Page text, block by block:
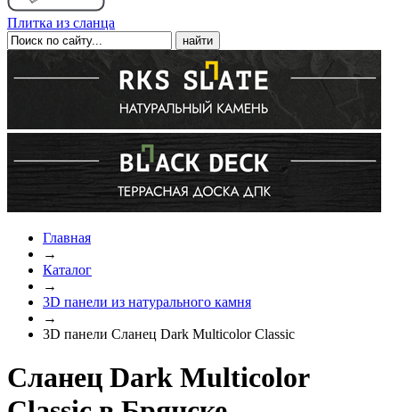
Плитка из сланца
Главная
→
Каталог
→
3D панели из натурального камня
→
3D панели Сланец Dark Multicolor Classic
Сланец Dark Multicolor